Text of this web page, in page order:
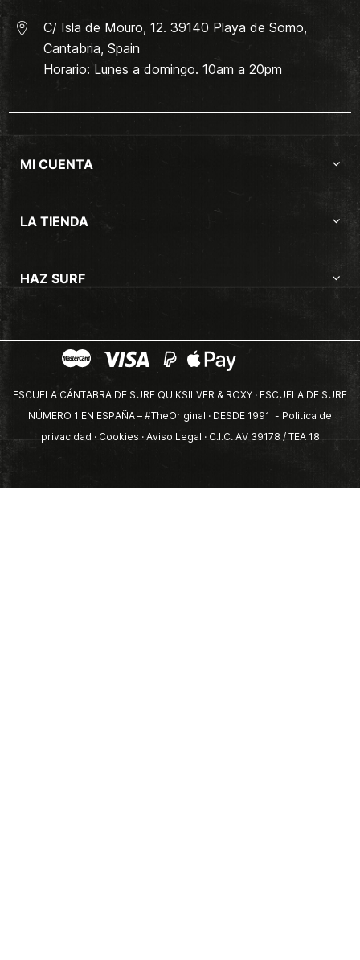
C/ Isla de Mouro, 12. 39140 Playa de Somo,
Cantabria, Spain
Horario: Lunes a domingo. 10am a 20pm
MI CUENTA
LA TIENDA
HAZ SURF
ESCUELA CÁNTABRA DE SURF QUIKSILVER & ROXY · ESCUELA DE SURF
NÚMERO 1 EN ESPAÑA – #TheOriginal · DESDE 1991 - Politica de
privacidad · Cookies · Aviso Legal · C.I.C. AV 39178 / TEA 18